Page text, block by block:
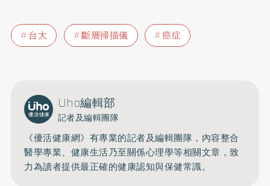
台大 斷層掃描儀 癌症
Uho編輯部
記者及編輯團隊
《優活健康網》有專業的記者及編輯團隊，內容整合
醫學專業、健康生活乃至關係心理學等相關文章，致
力為讀者提供最正確的健康認知與保健常識。